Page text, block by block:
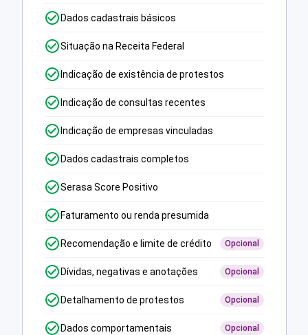
Dados cadastrais básicos
Situação na Receita Federal
Indicação de existência de protestos
Indicação de consultas recentes
Indicação de empresas vinculadas
Dados cadastrais completos
Serasa Score Positivo
Faturamento ou renda presumida
Recomendação e limite de crédito Opcional
Dívidas, negativas e anotações Opcional
Detalhamento de protestos Opcional
Dados comportamentais Opcional